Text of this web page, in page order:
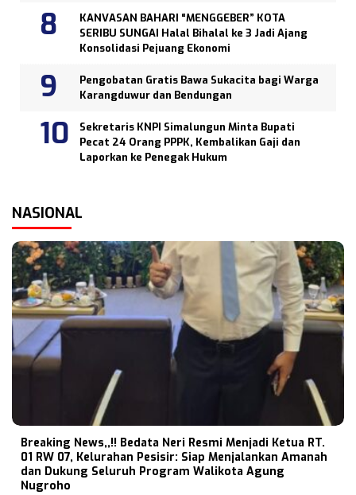
KANVASAN BAHARI “MENGGEBER” KOTA
SERIBU SUNGAI Halal Bihalal ke 3 Jadi Ajang
Konsolidasi Pejuang Ekonomi
Pengobatan Gratis Bawa Sukacita bagi Warga
Karangduwur dan Bendungan
Sekretaris KNPI Simalungun Minta Bupati
Pecat 24 Orang PPPK, Kembalikan Gaji dan
Laporkan ke Penegak Hukum
NASIONAL
Breaking News,,!! Bedata Neri Resmi Menjadi Ketua RT.
01 RW 07, Kelurahan Pesisir: Siap Menjalankan Amanah
dan Dukung Seluruh Program Walikota Agung
Nugroho